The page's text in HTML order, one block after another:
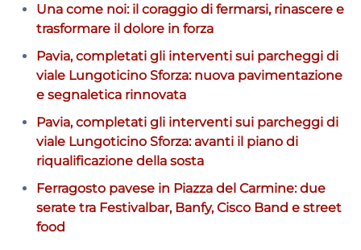
Una come noi: il coraggio di fermarsi, rinascere e
trasformare il dolore in forza
Pavia, completati gli interventi sui parcheggi di
viale Lungoticino Sforza: nuova pavimentazione
e segnaletica rinnovata
Pavia, completati gli interventi sui parcheggi di
viale Lungoticino Sforza: avanti il piano di
riqualificazione della sosta
Ferragosto pavese in Piazza del Carmine: due
serate tra Festivalbar, Banfy, Cisco Band e street
food